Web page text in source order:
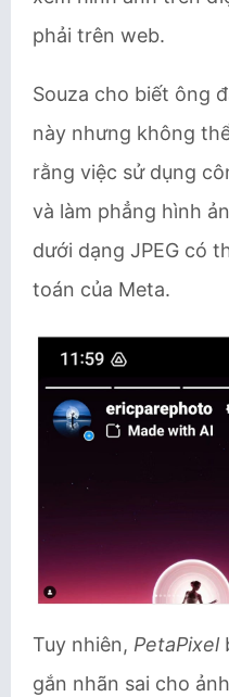
phải trên web.
Souza cho biết ông
này nhưng không
rằng việc sử dụng
và làm phẳng hình
dưới dạng JPEG có
toán của Meta.
Tuy nhiên, PetaPixel
gắn nhãn sai cho